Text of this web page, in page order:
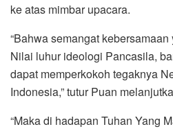
ke atas mimbar upacara.
“Bahwa semangat
Nilai luhur ideologi Pancasila,
dapat memperkokoh tegaknya
Indonesia,” tutur Puan
“Maka di hadapan Tuhan Yang